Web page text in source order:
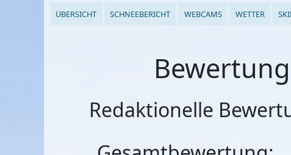
ÜBERSICHT SCHNEEBERICHT WEBCAMS WETTER
Redaktionelle